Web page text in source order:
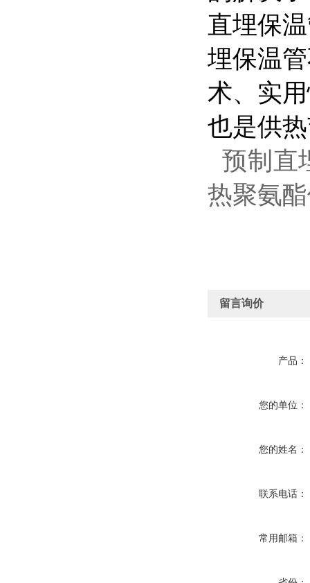
直埋保
埋保温
术、实
也是供
预制直
热聚氨
留言询价
产品：
您的单位：
您的姓名：
联系电话：
常用邮箱：